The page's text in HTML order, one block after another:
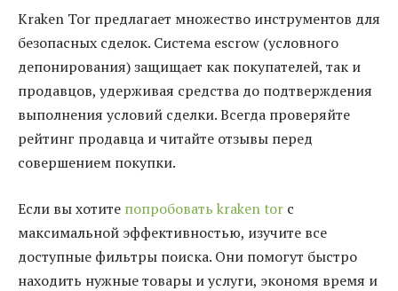
Kraken Tor предлагает множество инструментов для
безопасных сделок. Система escrow (условного
депонирования) защищает как покупателей, так и
продавцов, удерживая средства до подтверждения
выполнения условий сделки. Всегда проверяйте
рейтинг продавца и читайте отзывы перед
совершением покупки.
Если вы хотите попробовать kraken tor с
максимальной эффективностью, изучите все
доступные фильтры поиска. Они помогут быстро
находить нужные товары и услуги, экономя время и